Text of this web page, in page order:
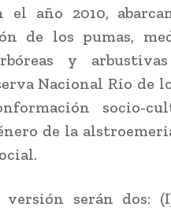
el año 2010,
de los pumas,
y
Nacional Río de
socio-
de la
serán dos: